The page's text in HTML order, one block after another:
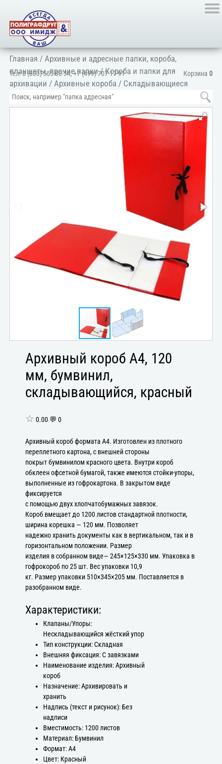
Корзина 0
Тел:8 (800) 555-80-54,+7 (499) 707-17-91
Главная /Архивные и адресные папки, короба,
планшеты, прочие папки/Короба и папки для
архивации /Архивные короба / Складывающиеся
короба/
Архивный короб А4, 120
мм, бумвинил,
складывающийся, красный
☆ 0.00 💬 0
Архивный короб формата А4. Изготовлен из плотного
переплетного картона, с внешней стороны
покрыт бумвинилом красного цвета. Внутри короб
обклеен офсетной бумагой, также имеются стойки-упоры,
выполненные из гофрокартона. В закрытом виде
фиксируется
с помощью двух хлопчатобумажных завязок.
Короб вмещает до 1200 листов стандартной плотности,
ширина корешка — 120 мм. Позволяет
надежно хранить документы как в вертикальном, так и в
горизонтальном положении. Размер
изделия в собранном виде— 245×125×330 мм. Упаковка в
гофрокороб по 25 шт. Вес упаковки 10,9
кг. Размер упаковки 510×345×205 мм. Поставляется в
разобранном виде.
Характеристики:
Клапаны/Упоры:
Нескладывающийся жёсткий упор
Тип конструкции: Складная
Внешняя фиксация: С завязками
Наименование изделия: Архивный
короб
Назначение: Архивировать и
хранить
Надпись (текст и рисунок): Без
надписи
Вместимость: 1200 листов
Материал: Бумвинил
Формат: А4
Цвет: Красный